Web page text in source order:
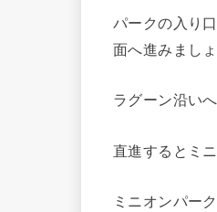
パークの入り
面へ進みましょ
ラグーン沿い
直進するとミ
ミニオンパー